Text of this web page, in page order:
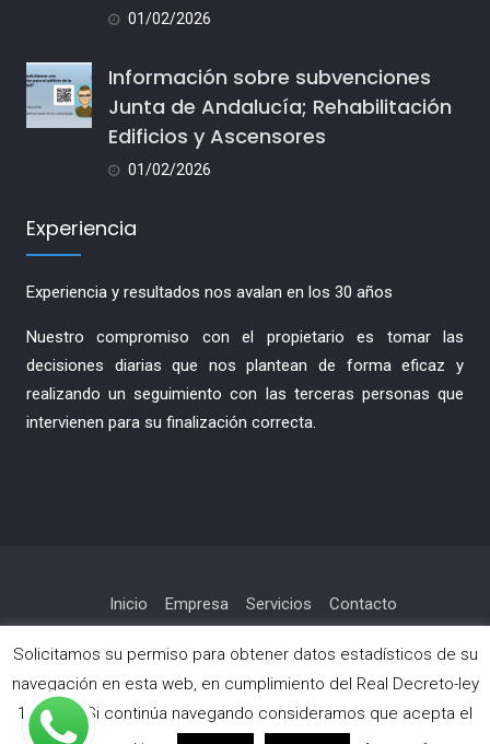
01/02/2026
Información sobre subvenciones
Junta de Andalucía; Rehabilitación
Edificios y Ascensores
01/02/2026
Experiencia
Experiencia y resultados nos avalan en los 30 años
Nuestro compromiso con el propietario es tomar las
decisiones diarias que nos plantean de forma eficaz y
realizando un seguimiento con las terceras personas que
intervienen para su finalización correcta.
Inicio Empresa Servicios
Contacto
Política de privacidad
Copyright © Todos los derechos reservados.
Solicitamos su permiso para obtener datos estadísticos de su
navegación en esta web, en cumplimiento del Real Decreto-ley
13/2012. Si continúa navegando consideramos que acepta el